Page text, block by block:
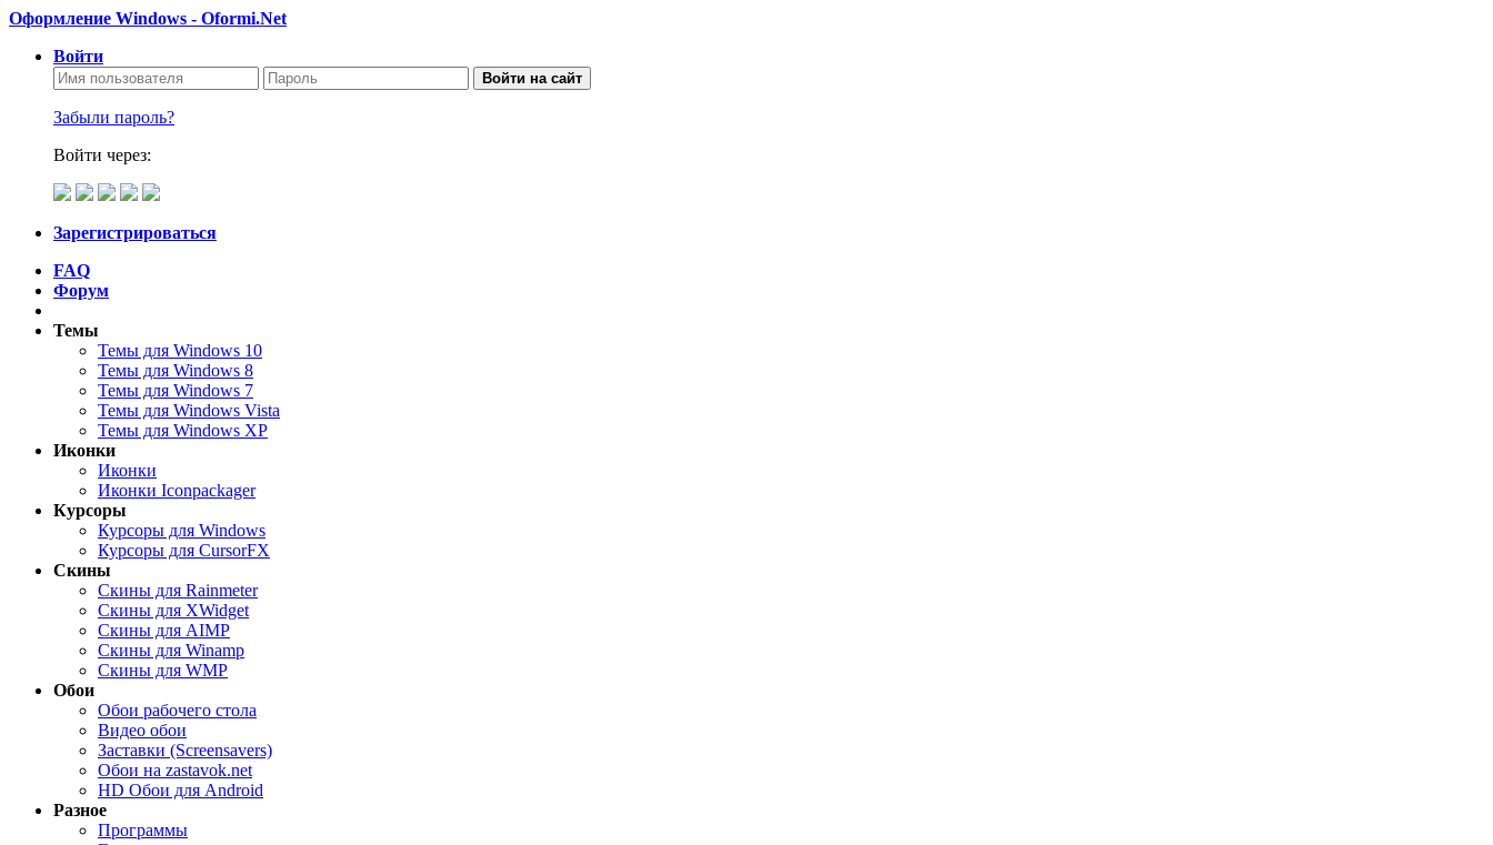
Оформление Windows - Oformi.Net
Войти
Войти на сайт
Забыли пароль?
Войти через:
Зарегистрироваться
FAQ
Форум
Темы
Темы для Windows 10
Темы для Windows 8
Темы для Windows 7
Темы для Windows Vista
Темы для Windows XP
Иконки
Иконки
Иконки Iconpackager
Курсоры
Курсоры для Windows
Курсоры для CursorFX
Скины
Скины для Rainmeter
Скины для XWidget
Скины для AIMP
Скины для Winamp
Скины для WMP
Обои
Обои рабочего стола
Видео обои
Заставки (Screensavers)
Обои на zastavok.net
HD Обои для Android
Разное
Программы